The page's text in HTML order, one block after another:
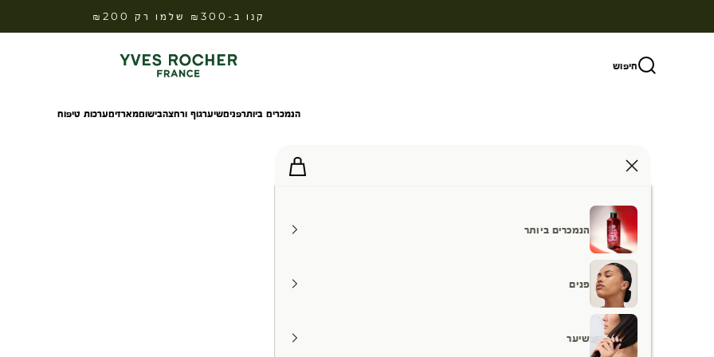
קנו ב-₪300 שלמו רק ₪200
חיפוש Yves Rocher Israel
הנמכרים ביותרפניםשיערגוף ורחצהבישוםמארזיםערכות טיפוח
הנמכרים ביותר
פנים
שיער